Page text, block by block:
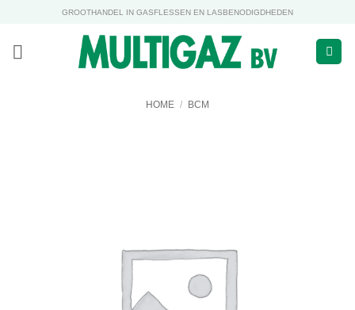
inhoud
GROOTHANDEL IN GASFLESSEN EN LASBENODIGDHEDEN
HOME / BCM